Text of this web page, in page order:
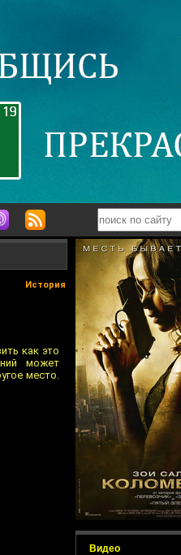
Видео
История
как это
может
место.